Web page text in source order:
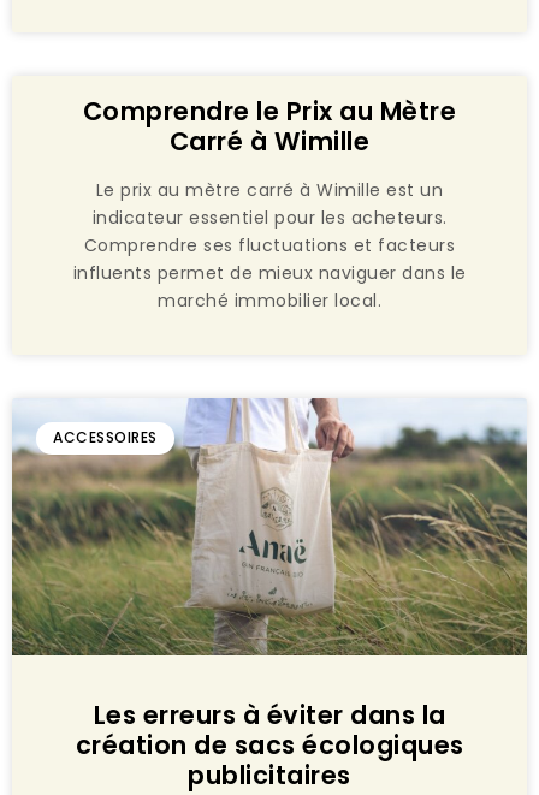
Comprendre le Prix au Mètre
Carré à Wimille
Le prix au mètre carré à Wimille est un
indicateur essentiel pour les acheteurs.
Comprendre ses fluctuations et facteurs
influents permet de mieux naviguer dans le
marché immobilier local.
ACCESSOIRES
Les erreurs à éviter dans la
création de sacs écologiques
publicitaires